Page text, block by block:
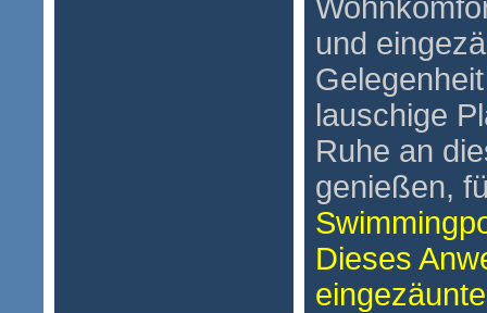
und
lauschige
Ruhe an
genießen,
Dieses